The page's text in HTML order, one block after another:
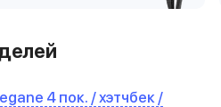
4 пок. / хэтчбек /